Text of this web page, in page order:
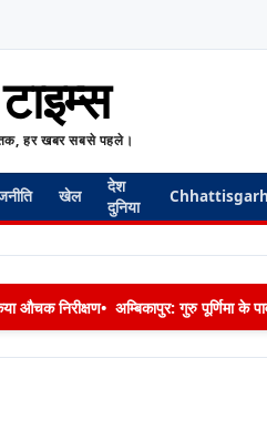
टाइम्स
हर खबर सबसे पहले।
खेल
देश
दुनिया
Chhattisgarh
औचक निरीक्षण• अम्बिकापुर: गुरु पूर्णिमा के